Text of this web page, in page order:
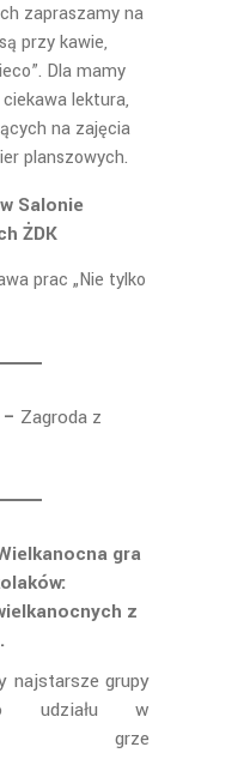
zapraszamy na
przy kawie,
Dla mamy
lektura,
na zajęcia
planszowych.
Salonie
ŻDK
prac „Nie tylko
Zagroda z
gra
z
najstarsze grupy
udziału w
grze